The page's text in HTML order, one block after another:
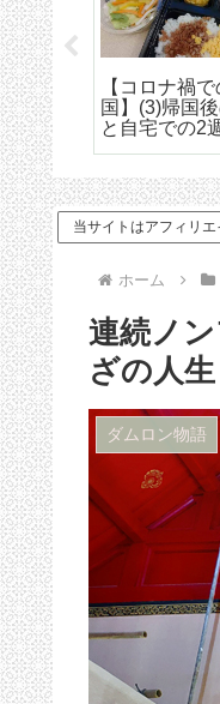
でオ
人気
菜創
ラン
チェンマイ
ための住ま
うやろう エ
当サイトはアフィリ
ホーム
連続ノ
ざの人
ダムロン物語